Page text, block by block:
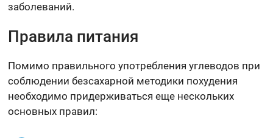
заболеваний.
Правила питания
Помимо правильного употребления углеводов при
соблюдении безсахарной методики похудения
необходимо придерживаться еще нескольких
основных правил: